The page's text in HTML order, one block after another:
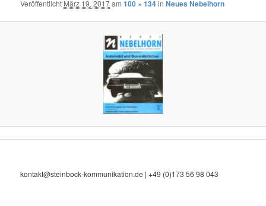
Veröffentlicht März 19, 2017am100 × 134inNeues Nebelhorn
kontakt@steinbock-kommunikation.de | +49 (0)173 56 98 043